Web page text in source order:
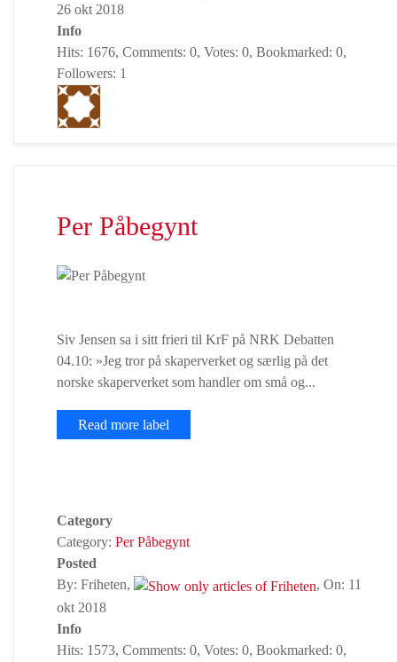
26 okt 2018
Info
Hits: 1676, Comments: 0, Votes: 0, Bookmarked: 0,
Followers: 1
Per Påbegynt
Siv Jensen sa i sitt frieri til KrF på NRK Debatten
04.10: »Jeg tror på skaperverket og særlig på det
norske skaperverket som handler om små og...
Read more label
Category
Category: Per Påbegynt
Posted
By: Friheten,
, On: 11
okt 2018
Info
Hits: 1573, Comments: 0, Votes: 0, Bookmarked: 0,